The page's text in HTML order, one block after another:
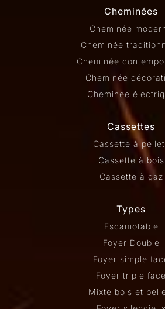
Cheminées
Cheminée
Cheminée
Cheminée
Cheminée
Cheminée
Cassettes
Cassette à
Cassette à bois
Cassette à gaz
Types
Escamotable
Foyer Double
Foyer simple
Foyer triple face
Mixte bois et